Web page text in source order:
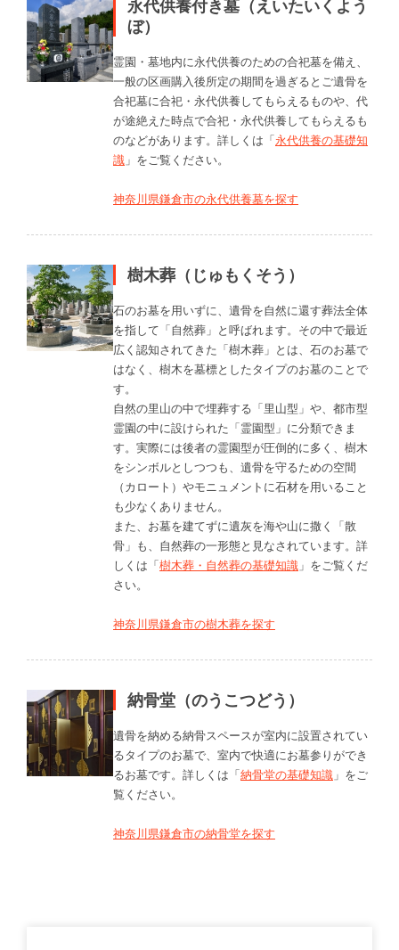
永代供養付き墓（えいたいくよう
ぼ）
霊園・墓地内に永代供養のための合祀墓を備え、
一般の区画購入後所定の期間を過ぎるとご遺骨を
合祀墓に合祀・永代供養してもらえるものや、代
が途絶えた時点で合祀・永代供養してもらえるも
のなどがあります。詳しくは「永代供養の基礎知
識 」をご覧ください。
神奈川県鎌倉市の永代供養墓を探す
樹木葬（じゅもくそう）
石のお墓を用いずに、遺骨を自然に還す葬法全体
を指して「自然葬」と呼ばれます。その中で最近
広く認知されてきた「樹木葬」とは、石のお墓で
はなく、樹木を墓標としたタイプのお墓のことで
す。
自然の里山の中で埋葬する「里山型」や、都市型
霊園の中に設けられた「霊園型」に分類できま
す。実際には後者の霊園型が圧倒的に多く、樹木
をシンボルとしつつも、遺骨を守るための空間
（カロート）やモニュメントに石材を用いること
も少なくありません。
また、お墓を建てずに遺灰を海や山に撒く「散
骨」も、自然葬の一形態と見なされています。詳
しくは「樹木葬・自然葬の基礎知識 」をご覧くだ
さい。
神奈川県鎌倉市の樹木葬を探す
納骨堂（のうこつどう）
遺骨を納める納骨スペースが室内に設置されてい
るタイプのお墓で、室内で快適にお墓参りができ
るお墓です。詳しくは「納骨堂の基礎知識 」をご
覧ください。
神奈川県鎌倉市の納骨堂を探す